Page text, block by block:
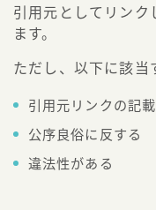
引用元としてリンク
ます。
ただし、以下に該当
引用元リンクの記
公序良俗に反する
違法性がある